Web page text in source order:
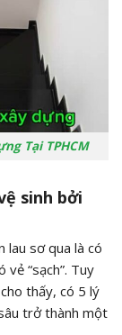
Tại TPHCM
sinh bởi
lau sơ qua là có
“sạch”. Tuy
thấy, có 5 lý
trở thành một